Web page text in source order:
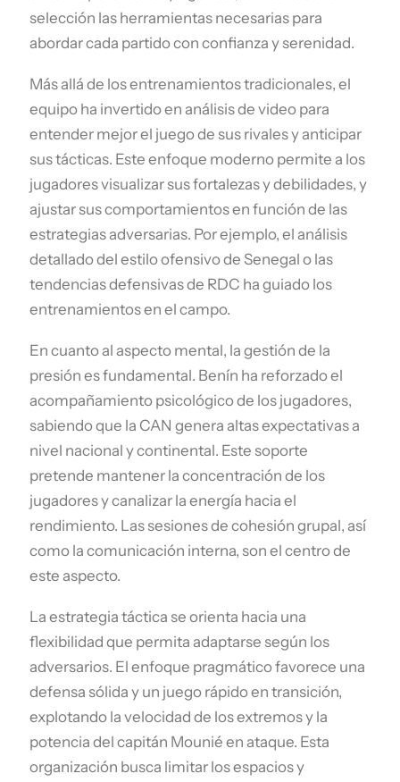
selección las herramientas necesarias para
abordar cada partido con confianza y serenidad.
Más allá de los entrenamientos tradicionales, el
equipo ha invertido en análisis de video para
entender mejor el juego de sus rivales y anticipar
sus tácticas. Este enfoque moderno permite a los
jugadores visualizar sus fortalezas y debilidades, y
ajustar sus comportamientos en función de las
estrategias adversarias. Por ejemplo, el análisis
detallado del estilo ofensivo de Senegal o las
tendencias defensivas de RDC ha guiado los
entrenamientos en el campo.
En cuanto al aspecto mental, la gestión de la
presión es fundamental. Benín ha reforzado el
acompañamiento psicológico de los jugadores,
sabiendo que la CAN genera altas expectativas a
nivel nacional y continental. Este soporte
pretende mantener la concentración de los
jugadores y canalizar la energía hacia el
rendimiento. Las sesiones de cohesión grupal, así
como la comunicación interna, son el centro de
este aspecto.
La estrategia táctica se orienta hacia una
flexibilidad que permita adaptarse según los
adversarios. El enfoque pragmático favorece una
defensa sólida y un juego rápido en transición,
explotando la velocidad de los extremos y la
potencia del capitán Mounié en ataque. Esta
organización busca limitar los espacios y